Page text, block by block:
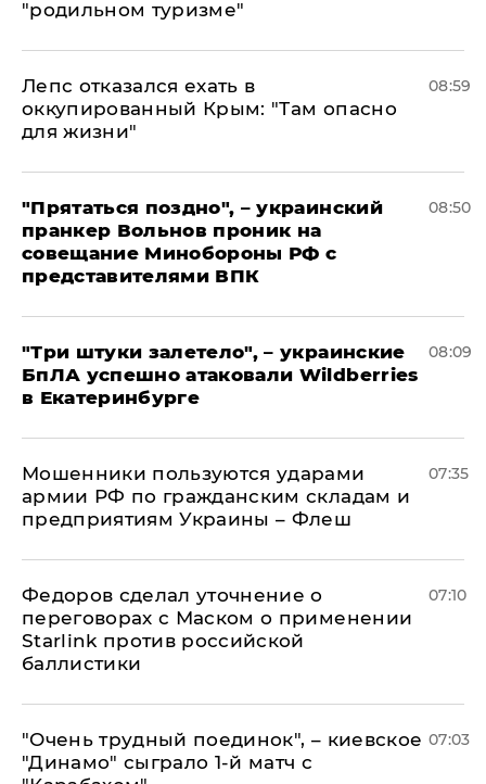
"родильном туризме"
Лепс отказался ехать в
оккупированный Крым: "Там опасно
для жизни"
08:59
"Прятаться поздно", – украинский
пранкер Вольнов проник на
совещание Минобороны РФ с
представителями ВПК
08:50
"Три штуки залетело", – украинские
БпЛА успешно атаковали Wildberries
в Екатеринбурге
08:09
Мошенники пользуются ударами
армии РФ по гражданским складам и
предприятиям Украины – Флеш
07:35
Федоров сделал уточнение о
переговорах с Маском о применении
Starlink против российской
баллистики
07:10
"Очень трудный поединок", – киевское
"Динамо" сыграло 1-й матч с
07:03